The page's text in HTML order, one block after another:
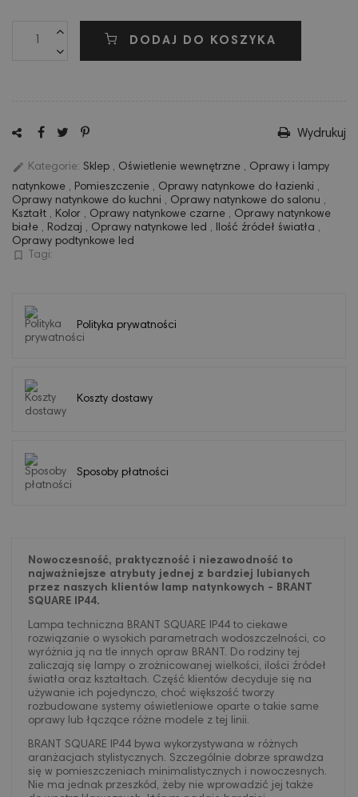
DODAJ DO KOSZYKA
Wydrukuj
edit Kategorie: Sklep , Oświetlenie wewnętrzne , Oprawy i lampy
natynkowe , Pomieszczenie , Oprawy natynkowe do łazienki ,
Oprawy natynkowe do kuchni , Oprawy natynkowe do salonu ,
Kształt , Kolor , Oprawy natynkowe czarne , Oprawy natynkowe
białe , Rodzaj , Oprawy natynkowe led , Ilość źródeł światła ,
Oprawy podtynkowe led
bookmark_border Tagi:
Polityka prywatności
Koszty dostawy
Sposoby płatności
Nowoczesność, praktyczność i niezawodność to
najważniejsze atrybuty jednej z bardziej lubianych
przez naszych klientów lamp natynkowych - BRANT
SQUARE IP44.
Lampa techniczna BRANT SQUARE IP44 to ciekawe
rozwiązanie o wysokich parametrach wodoszczelności, co
wyróżnia ją na tle innych opraw BRANT. Do rodziny tej
zaliczają się lampy o zrożnicowanej wielkości, ilości źródeł
światła oraz kształtach. Część klientów decyduje się na
używanie ich pojedynczo, choć większość tworzy
rozbudowane systemy oświetleniowe oparte o takie same
oprawy lub łączące różne modele z tej linii.
BRANT SQUARE IP44 bywa wykorzystywana w różnych
aranżacjach stylistycznych. Szczególnie dobrze sprawdza
się w pomieszczeniach minimalistycznych i nowoczesnych.
Nie ma jednak przeszkód, żeby nie wprowadzić jej także